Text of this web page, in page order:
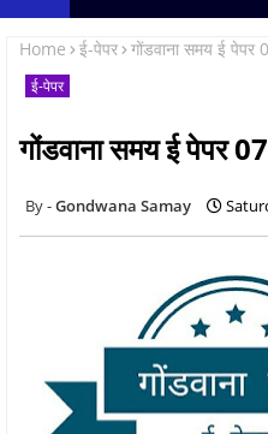
Home ई-पेपर गोंडवाना समय ई
ई-पेपर
गोंडवाना समय ई पेपर
Gondwana Samay